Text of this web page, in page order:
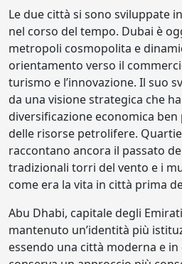
Le due città si sono sviluppate
nel corso del tempo. Dubai è
metropoli cosmopolita e
orientamento verso il
turismo e l’innovazione. Il suo
da una visione strategica che
diversificazione economica ben
delle risorse petrolifere.
raccontano ancora il passato
tradizionali torri del vento e i
come era la vita in città prima
Abu Dhabi, capitale degli
mantenuto un’identità più
essendo una città moderna e